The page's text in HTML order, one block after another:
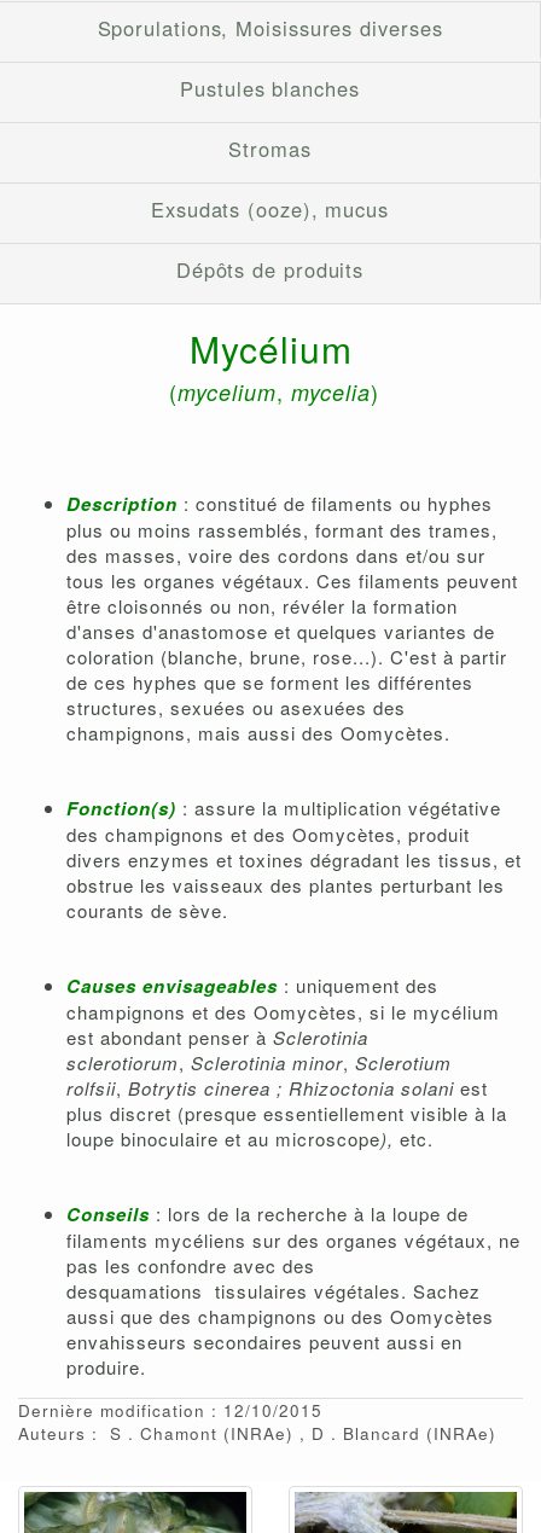
Sporulations, Moisissures diverses
Pustules blanches
Stromas
Exsudats (ooze), mucus
Dépôts de produits
Mycélium
(mycelium, mycelia)
Description : constitué de filaments ou hyphes
plus ou moins rassemblés, formant des trames,
des masses, voire des cordons dans et/ou sur
tous les organes végétaux. Ces filaments peuvent
être cloisonnés ou non, révéler la formation
d'anses d'anastomose et quelques variantes de
coloration (blanche, brune, rose...). C'est à partir
de ces hyphes que se forment les différentes
structures, sexuées ou asexuées des
champignons, mais aussi des Oomycètes.
Fonction(s) : assure la multiplication végétative
des champignons et des Oomycètes, produit
divers enzymes et toxines dégradant les tissus, et
obstrue les vaisseaux des plantes perturbant les
courants de sève.
Causes envisageables : uniquement des
champignons et des Oomycètes, si le mycélium
est abondant penser à Sclerotinia
sclerotiorum, Sclerotinia minor, Sclerotium
rolfsii, Botrytis cinerea ; Rhizoctonia solani est
plus discret (presque essentiellement visible à la
loupe binoculaire et au microscope), etc.
Conseils : lors de la recherche à la loupe de
filaments mycéliens sur des organes végétaux, ne
pas les confondre avec des
desquamations tissulaires végétales. Sachez
aussi que des champignons ou des Oomycètes
envahisseurs secondaires peuvent aussi en
produire.
Dernière modification : 12/10/2015
Auteurs :
S Chamont (INRAe) D Blancard (INRAe)